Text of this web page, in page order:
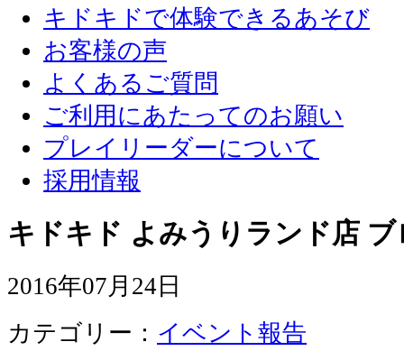
キドキドで体験できるあそび
お客様の声
よくあるご質問
ご利用にあたってのお願い
プレイリーダーについて
採用情報
キドキド よみうりランド店 ブ
2016年07月24日
カテゴリー： イベント報告